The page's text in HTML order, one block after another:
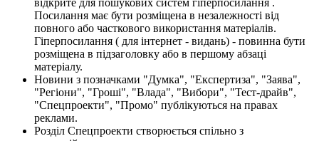
Посилання має бути розміщена в незалежності від
повного або часткового використання матеріалів.
Гіперпосилання ( для інтернет - видань) - повинна бути
розміщена в підзаголовку або в першому абзаці
матеріалу.
Новини з позначками "Думка", "Експертиза", "Заява",
"Регіони", "Гроші", "Влада", "Вибори", "Тест-драйв",
"Спецпроекти", "Промо" публікуються на правах
реклами.
Розділ Спецпроекти створюється спільно з